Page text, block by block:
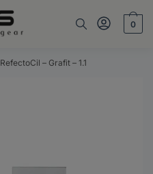
0
RefectoCil – Grafit – 1.1